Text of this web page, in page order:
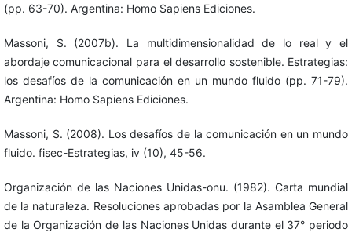
(pp. 63-70). Argentina: Homo Sapiens Ediciones.
Massoni, S. (2007b). La multidimensionalidad de lo real y el
abordaje comunicacional para el desarrollo sostenible. Estrategias:
los desafíos de la comunicación en un mundo fluido (pp. 71-79).
Argentina: Homo Sapiens Ediciones.
Massoni, S. (2008). Los desafíos de la comunicación en un mundo
fluido. fisec-Estrategias, iv (10), 45-56.
Organización de las Naciones Unidas-onu. (1982). Carta mundial
de la naturaleza. Resoluciones aprobadas por la Asamblea General
de la Organización de las Naciones Unidas durante el 37° periodo